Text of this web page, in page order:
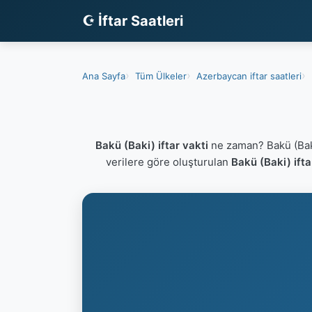
☪ İftar Saatleri
Ana Sayfa Tüm Ülkeler Azerbaycan iftar saatleri
Bakü (Baki) iftar vakti ne zaman? Bakü
verilere göre oluşturulan Bakü (Baki)